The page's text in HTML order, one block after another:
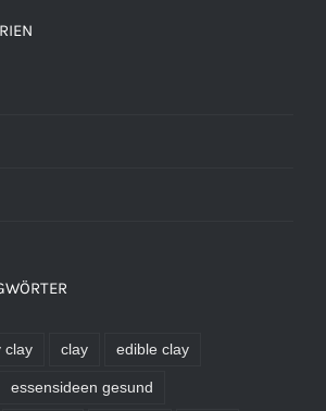
clay clay edible clay
essensideen gesund